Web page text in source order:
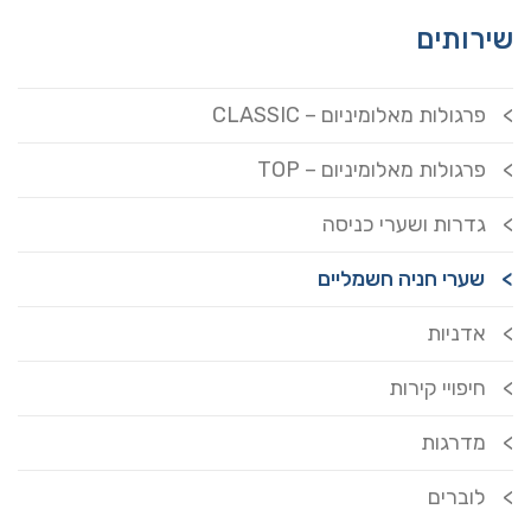
שירותים
פרגולות מאלומיניום – CLASSIC
פרגולות מאלומיניום – TOP
גדרות ושערי כניסה
שערי חניה חשמליים
אדניות
חיפויי קירות
מדרגות
לוברים